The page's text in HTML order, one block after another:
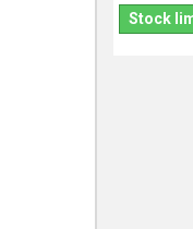
Stock